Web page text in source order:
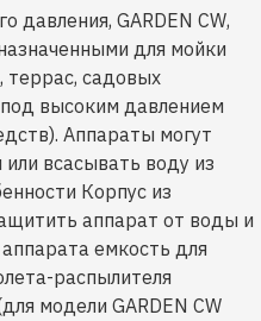
GARDEN CW,
для мойки
террас, садовых
высоким давлением
Аппараты могут
всасывать воду из
Корпус из
аппарат от воды и
емкость для
распылителя
модели GARDEN CW